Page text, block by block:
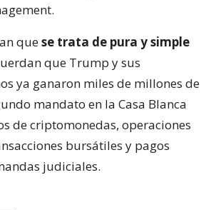
quese trata de pura y simple
que Trump y sus
ya ganaron miles de millones de
mandato en la Casa Blanca
de criptomonedas, operaciones
bursátiles y pagos
judiciales.